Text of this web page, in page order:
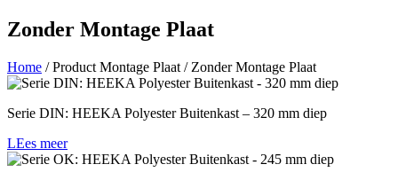
Zonder Montage Plaat
Home / Product Montage Plaat / Zonder Montage Plaat
Serie DIN: HEEKA Polyester Buitenkast – 320 mm diep
LEes meer